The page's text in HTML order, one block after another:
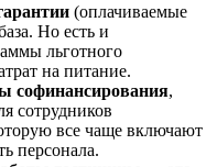
(оплачиваемые
Но есть и
льготного
на питание.
софинансирования,
сотрудников
все чаще включают
персонала.